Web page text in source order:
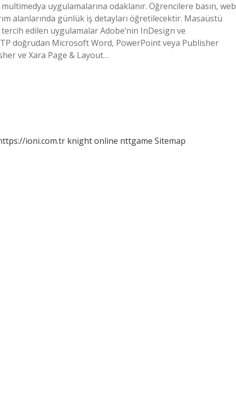
multimedya uygulamalarına odaklanır. Öğrencilere basın, web
alanlarında günlük iş detayları öğretilecektir. Masaüstü
edilen uygulamalar Adobe’nin InDesign ve
doğrudan Microsoft Word, PowerPoint veya Publisher
ve Xara Page & Layout…
ioni.com.tr knight online nttgame Sitemap